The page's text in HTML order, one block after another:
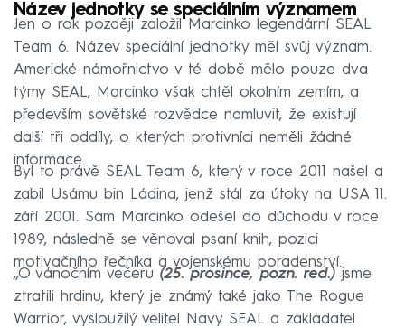
Název jednotky se speciálním významem
Jen o rok později založil Marcinko legendární SEAL
Team 6. Název speciální jednotky měl svůj význam.
Americké námořnictvo v té době mělo pouze dva
týmy SEAL, Marcinko však chtěl okolním zemím, a
především sovětské rozvědce namluvit, že existují
další tři oddíly, o kterých protivníci neměli žádné
informace.
Byl to právě SEAL Team 6, který v roce 2011 našel a
zabil Usámu bin Ládina, jenž stál za útoky na USA 11.
září 2001. Sám Marcinko odešel do důchodu v roce
1989, následně se věnoval psaní knih, pozici
motivačního řečníka a vojenskému poradenství.
„O vánočním večeru (25. prosince, pozn. red.) jsme
ztratili hrdinu, který je známý také jako The Rogue
Warrior, vysloužilý velitel Navy SEAL a zakladatel